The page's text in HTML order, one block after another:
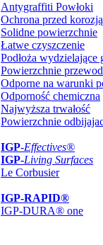
Antygraffiti Powłoki
Ochrona przed korozją
Solidne powierzchnie
Łatwe czyszczenie
Podłoża wydzielające
Powierzchnie
Odporne na warunki
Odporność chemiczna
Najwyższa trwałość
Powierzchnie
IGP-Effectives®
IGP-Living Surfaces
Le Corbusier
IGP-RAPID®
IGP-DURA® one